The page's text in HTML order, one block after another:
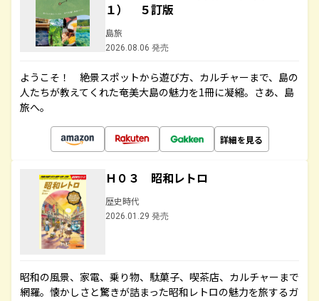
１） ５訂版
島旅
2026.08.06 発売
ようこそ！ 絶景スポットから遊び方、カルチャーまで、島の
人たちが教えてくれた奄美大島の魅力を1冊に凝縮。さあ、島
旅へ。
詳細を見る
Ｈ０３ 昭和レトロ
歴史時代
2026.01.29 発売
昭和の風景、家電、乗り物、駄菓子、喫茶店、カルチャーまで
網羅。懐かしさと驚きが詰まった昭和レトロの魅力を旅するガ